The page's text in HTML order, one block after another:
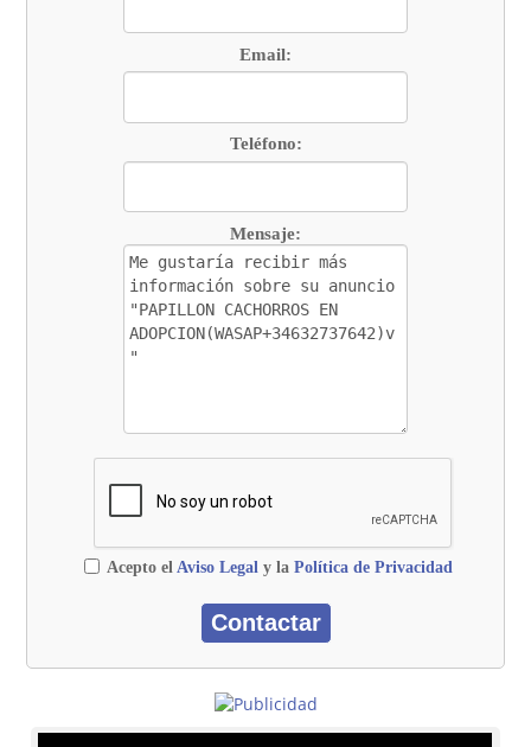
Email:
Teléfono:
Mensaje:
Acepto el Aviso Legaly la Política de Privacidad